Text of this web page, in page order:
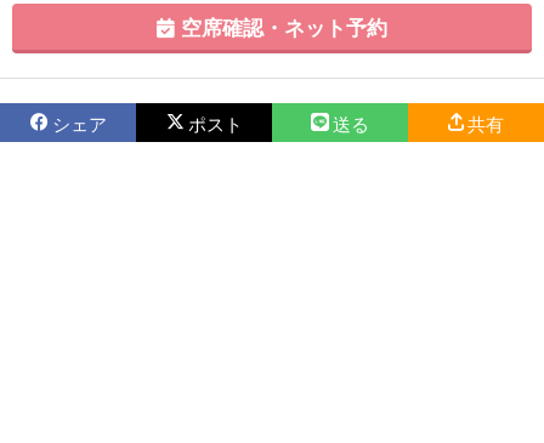
空席確認・ネット予約
シェア ポスト 送る 共有